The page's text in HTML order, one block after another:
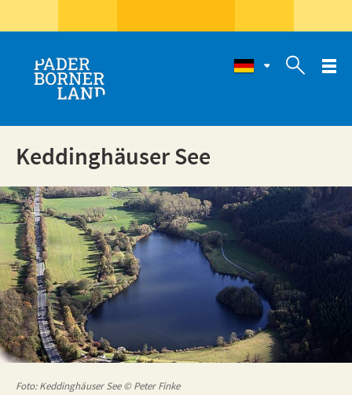

Keddinghäuser See
Foto: Keddinghäuser See © Peter Finke